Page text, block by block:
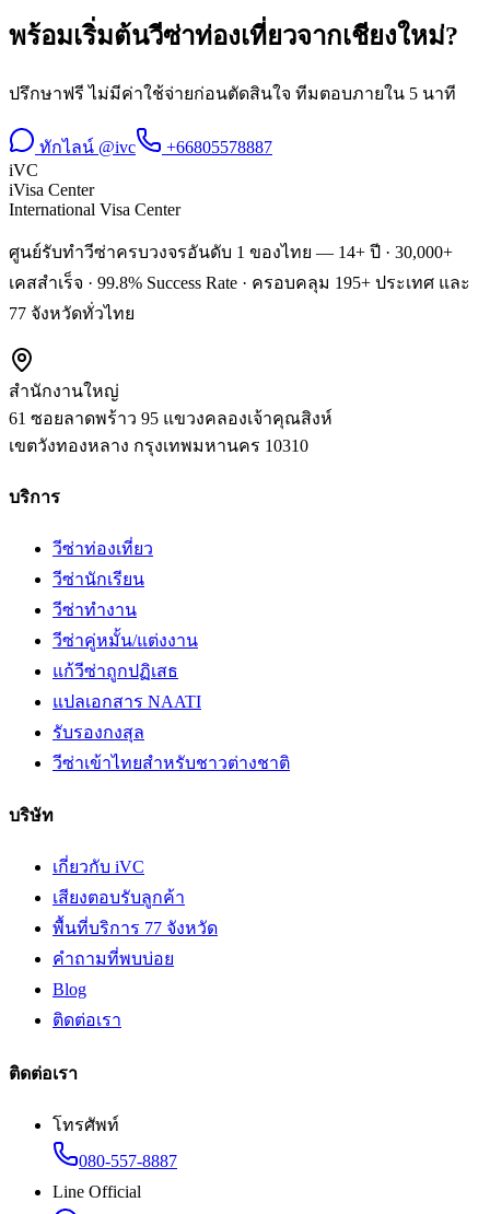
พร้อมเริ่มต้นวีซ่าท่องเที่ยวจากเชียงใหม่?
ปรึกษาฟรี ไม่มีค่าใช้จ่ายก่อนตัดสินใจ ทีมตอบภายใน 5 นาที
ทักไลน์ @ivc
+66805578887
iVC
iVisa Center
International Visa Center
ศูนย์รับทำวีซ่าครบวงจรอันดับ 1 ของไทย — 14+ ปี · 30,000+
เคสสำเร็จ · 99.8% Success Rate · ครอบคลุม 195+ ประเทศ และ
77 จังหวัดทั่วไทย
สำนักงานใหญ่
61 ซอยลาดพร้าว 95 แขวงคลองเจ้าคุณสิงห์
เขตวังทองหลาง กรุงเทพมหานคร 10310
บริการ
วีซ่าท่องเที่ยว
วีซ่านักเรียน
วีซ่าทำงาน
วีซ่าคู่หมั้น/แต่งงาน
แก้วีซ่าถูกปฏิเสธ
แปลเอกสาร NAATI
รับรองกงสุล
วีซ่าเข้าไทยสำหรับชาวต่างชาติ
บริษัท
เกี่ยวกับ iVC
เสียงตอบรับลูกค้า
พื้นที่บริการ 77 จังหวัด
คำถามที่พบบ่อย
Blog
ติดต่อเรา
ติดต่อเรา
โทรศัพท์
080-557-8887
Line Official